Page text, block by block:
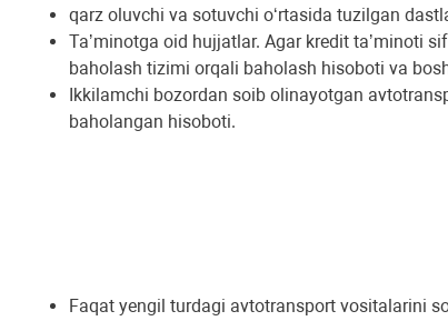
qarz oluvchi va sotuvchi o‘rtasida tuzilgan
Taʼminotga oid hujjatlar. Agar kredit taʼminoti
baholash tizimi orqali baholash hisoboti va
Ikkilamchi bozordan soib olinayotgan
baholangan hisoboti.
Faqat yengil turdagi avtotransport vositalarini